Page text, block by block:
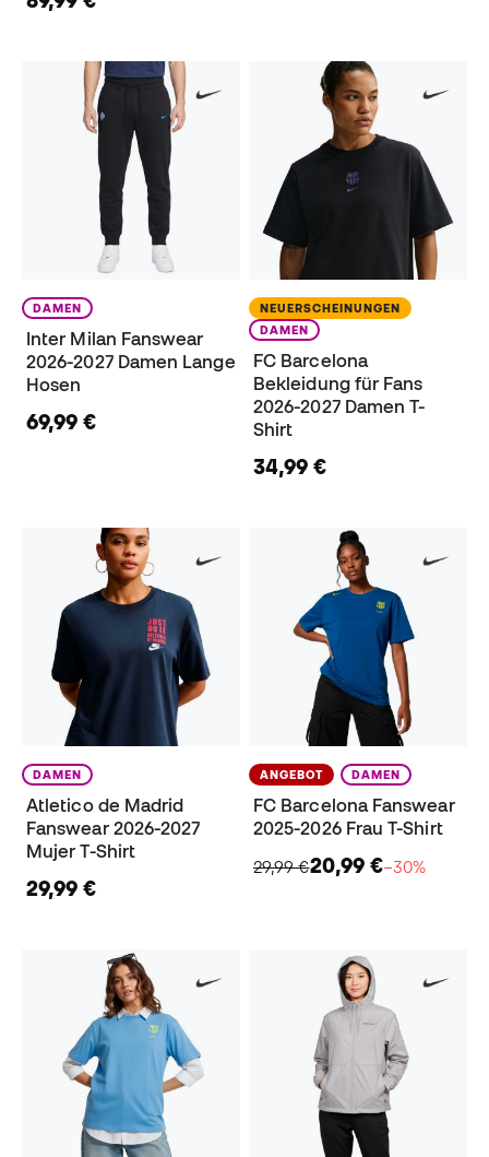
DAMEN
Inter Milan Fanswear
2026-2027 Damen Lange
Hosen
69,99 €
NEUERSCHEINUNGEN
DAMEN
FC Barcelona
Bekleidung für Fans
2026-2027 Damen T-
Shirt
34,99 €
DAMEN
Atletico de Madrid
Fanswear 2026-2027
Mujer T-Shirt
29,99 €
ANGEBOT DAMEN
FC Barcelona Fanswear
2025-2026 Frau T-Shirt
29,99 €20,99 €−30%